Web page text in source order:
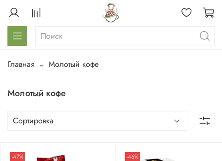
Главная Молотый кофе
Молотый кофе
-47% -46%